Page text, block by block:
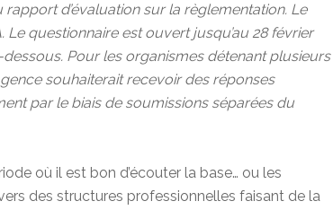
d’évaluation sur la règlementation. Le
questionnaire est ouvert jusqu’au 28 février
Pour les organismes détenant plusieurs
souhaiterait recevoir des réponses
par le biais de soumissions séparées du
où il est bon d’écouter la base… ou les
des structures professionnelles faisant de la